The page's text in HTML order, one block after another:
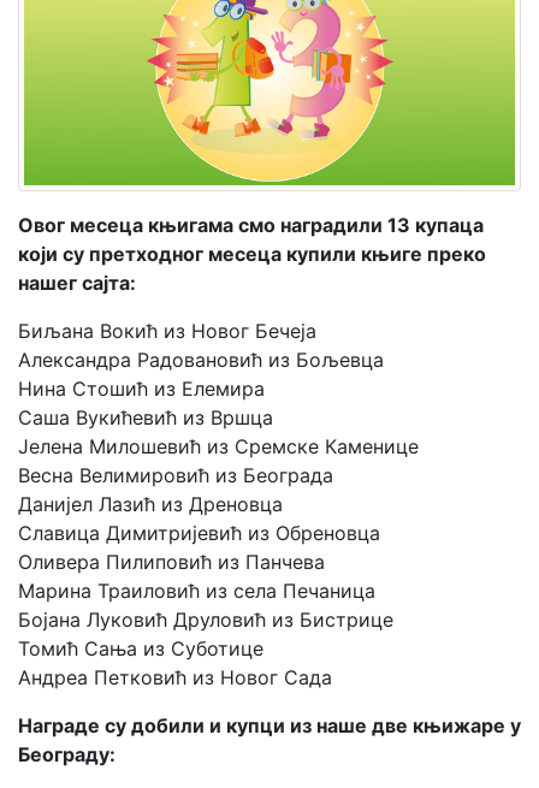
Овог месеца књигама смо наградили 13 купаца
који су претходног месеца купили књиге преко
нашег сајта:
Биљана Вокић из Новог Бечеја
Александра Радовановић из Бољевца
Нина Стошић из Елемира
Саша Вукићевић из Вршца
Јелена Милошевић из Сремске Каменице
Весна Велимировић из Београда
Данијел Лазић из Дреновца
Славица Димитријевић из Обреновца
Оливера Пилиповић из Панчева
Марина Траиловић из села Печаница
Бојана Луковић Друловић из Бистрицe
Томић Сања из Суботице
Андреа Петковић из Новог Сада
Награде су добили и купци из наше две књижаре у
Београду: